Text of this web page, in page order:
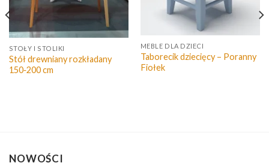
STOŁY I STOLIKI
Stół drewniany rozkładany
150‑200 cm
MEBLE DLA DZIECI
Taborecik dziecięcy – Poranny
Fiołek
NOWOŚCI